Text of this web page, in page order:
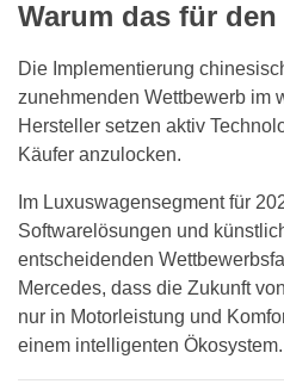
Warum das für
Die Implementierung
zunehmenden Wettbewerb im
Hersteller setzen aktiv
Käufer anzulocken.
Im Luxuswagensegment für
Softwarelösungen und
entscheidenden
Mercedes, dass die Zukunft
nur in Motorleistung und
einem intelligenten Ökosystem.